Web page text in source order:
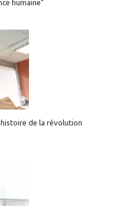
humaine"
de la révolution